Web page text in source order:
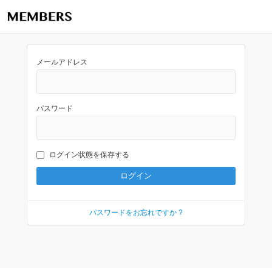
メールアドレス
パスワード
ログイン状態を保存する
パスワードをお忘れですか ?